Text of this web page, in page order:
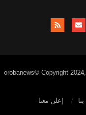
orobanews© Copyright
إعلن معنا